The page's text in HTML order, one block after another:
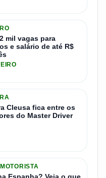
mil vagas para
e salário de até R$
Cleusa fica entre os
do Master Driver